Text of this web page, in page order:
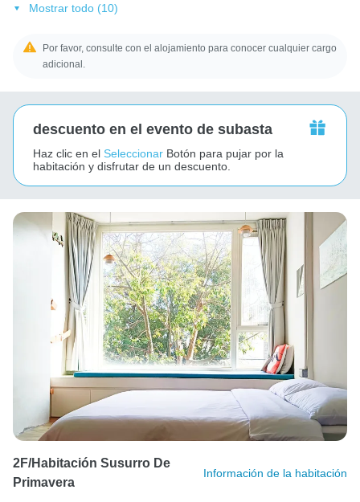
Mostrar todo (10)
Por favor, consulte con el alojamiento para conocer cualquier cargo
adicional.
descuento en el evento de subasta
Haz clic en el Seleccionar Botón para pujar por la
habitación y disfrutar de un descuento.
2F/Habitación Susurro De
Primavera
Información de la habitación